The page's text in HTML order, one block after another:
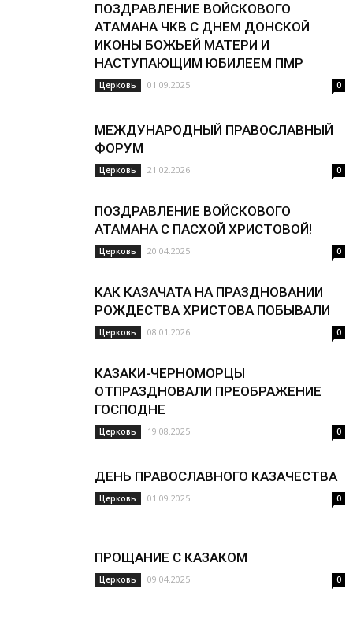
ПОЗДРАВЛЕНИЕ ВОЙСКОВОГО
АТАМАНА ЧКВ С ДНЕМ ДОНСКОЙ
ИКОНЫ БОЖЬЕЙ МАТЕРИ И
НАСТУПАЮЩИМ ЮБИЛЕЕМ ПМР
Церковь 01.09.2025 0
МЕЖДУНАРОДНЫЙ ПРАВОСЛАВНЫЙ
ФОРУМ
Церковь 21.02.2026 0
ПОЗДРАВЛЕНИЕ ВОЙСКОВОГО
АТАМАНА С ПАСХОЙ ХРИСТОВОЙ!
Церковь 20.04.2025 0
КАК КАЗАЧАТА НА ПРАЗДНОВАНИИ
РОЖДЕСТВА ХРИСТОВА ПОБЫВАЛИ
Церковь 08.01.2026 0
КАЗАКИ-ЧЕРНОМОРЦЫ
ОТПРАЗДНОВАЛИ ПРЕОБРАЖЕНИЕ
ГОСПОДНЕ
Церковь 19.08.2025 0
ДЕНЬ ПРАВОСЛАВНОГО КАЗАЧЕСТВА
Церковь 01.09.2025 0
ПРОЩАНИЕ С КАЗАКОМ
Церковь 09.04.2025 0